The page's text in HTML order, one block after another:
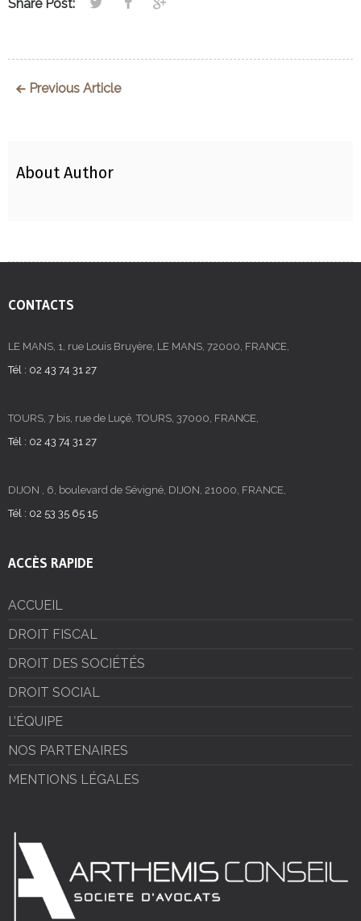
Share Post:
Previous Article
About Author
CONTACTS
LE MANS, 1, rue Louis Bruyère, LE MANS, 72000, FRANCE,
Tél : 02 43 74 31 27
TOURS, 7 bis, rue de Luçé, TOURS, 37000, FRANCE,
Tél : 02 43 74 31 27
DIJON , 6, boulevard de Sévigné, DIJON, 21000, FRANCE,
Tél : 02 53 35 65 15
ACCÈS RAPIDE
ACCUEIL
DROIT FISCAL
DROIT DES SOCIÉTÉS
DROIT SOCIAL
L’ÉQUIPE
NOS PARTENAIRES
MENTIONS LÉGALES